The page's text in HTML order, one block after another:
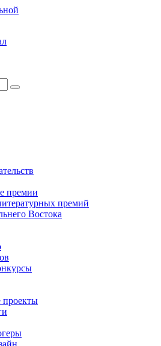
премии
премий
Востока
проекты